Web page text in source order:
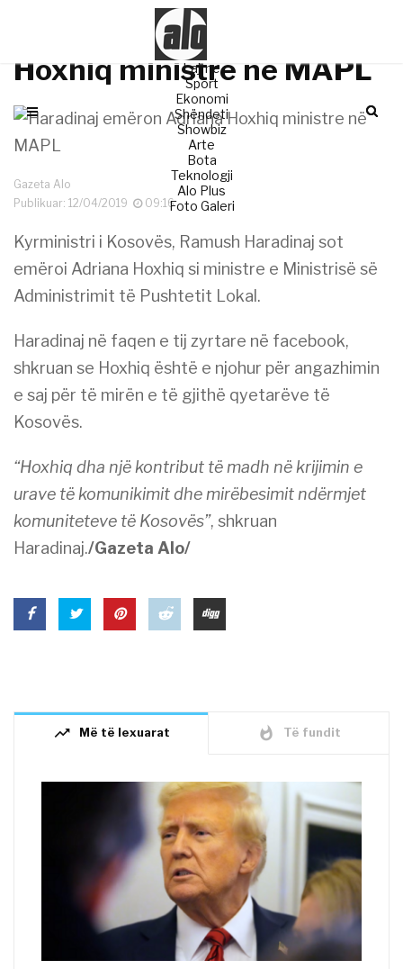
Lajme
Sport
Ekonomi
Shëndeti
Showbiz
Arte
Bota
Teknologji
Alo Plus
Foto Galeri
Haradinaj emëron Adriana
Hoxhiq ministre në MAPL
Gazeta Alo
Publikuar: 12/04/2019
09:16
Kyrministri i Kosovës, Ramush Haradinaj sot
emëroi Adriana Hoxhiq si ministre e Ministrisë së
Administrimit të Pushtetit Lokal.
Haradinaj në faqen e tij zyrtare në facebook,
shkruan se Hoxhiq është e njohur për angazhimin
e saj për të mirën e të gjithë qyetarëve të
Kosovës.
“Hoxhiq dha një kontribut të madh në krijimin e
urave të komunikimit dhe mirëbesimit ndërmjet
komuniteteve të Kosovës”, shkruan
Haradinaj./Gazeta Alo/
trending_up Më të lexuarat whatshot Të fundit